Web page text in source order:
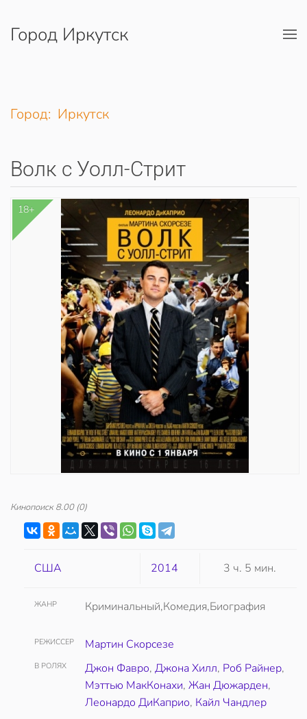
Перейти к содержимому
Город Иркутск
Город: Иркутск
Волк с Уолл-Стрит
18+
Кинопоиск 8.00(0)
США 2014 3 ч. 5 мин.
ЖАНР Криминальный,Комедия,Биография
РЕЖИССЕР Мартин Скорсезе
В РОЛЯХ Джон Фавро, Джона Хилл, Роб Райнер,
Мэттью МакКонахи, Жан Дюжарден,
Леонардо ДиКаприо, Кайл Чандлер